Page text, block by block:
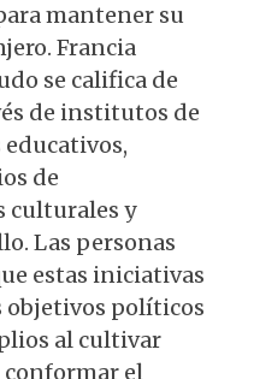
mantener su
Francia
se califica de
de institutos de
de
culturales y
Las personas
estas iniciativas
objetivos políticos
al cultivar
conformar el